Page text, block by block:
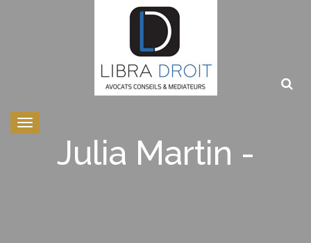
Toggle
navigationJulia Martin -